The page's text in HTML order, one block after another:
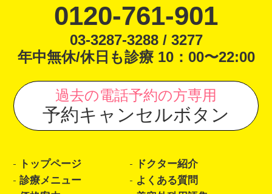
0120-761-901
03-3287-3288 / 3277
年中無休/休日も診療 10：00〜22:00
過去の電話予約の方専用
予約キャンセルボタン
トップページ
ドクター紹介
診療メニュー
よくある質問